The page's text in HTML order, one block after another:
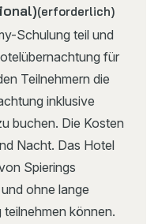
(erforderlich)
Schulung teil und
für
inklusive
buchen. Die Kosten
Nacht. Das Hotel
Spierings
ohne lange
können.